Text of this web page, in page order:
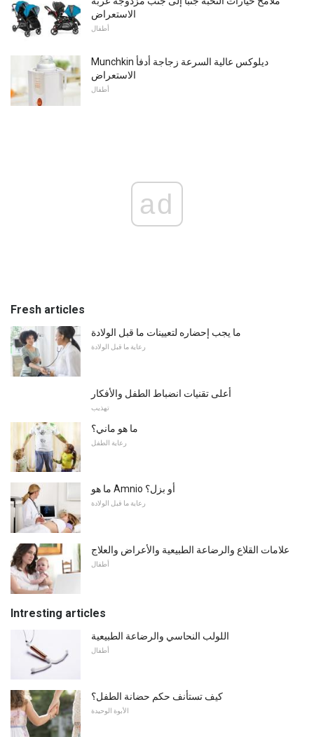
الاستعراض
أطفال
Munchkin ديلوكس عالية السرعة زجاجة أدفأ
الاستعراض
أطفال
ad
Fresh articles
ما يجب إحضاره لتعيينات ما قبل الولادة
رعاية ما قبل الولادة
أعلى تقنيات انضباط الطفل والأفكار
تهذيب
ما هو ماني؟
رعاية الطفل
ما هو Amnio أو بزل؟
رعاية ما قبل الولادة
علامات القلاع والرضاعة الطبيعية والأعراض والعلاج
أطفال
Intresting articles
اللولب النحاسي والرضاعة الطبيعية
أطفال
كيف تستأنف حكم حضانة الطفل؟
الأبوة الوحيدة